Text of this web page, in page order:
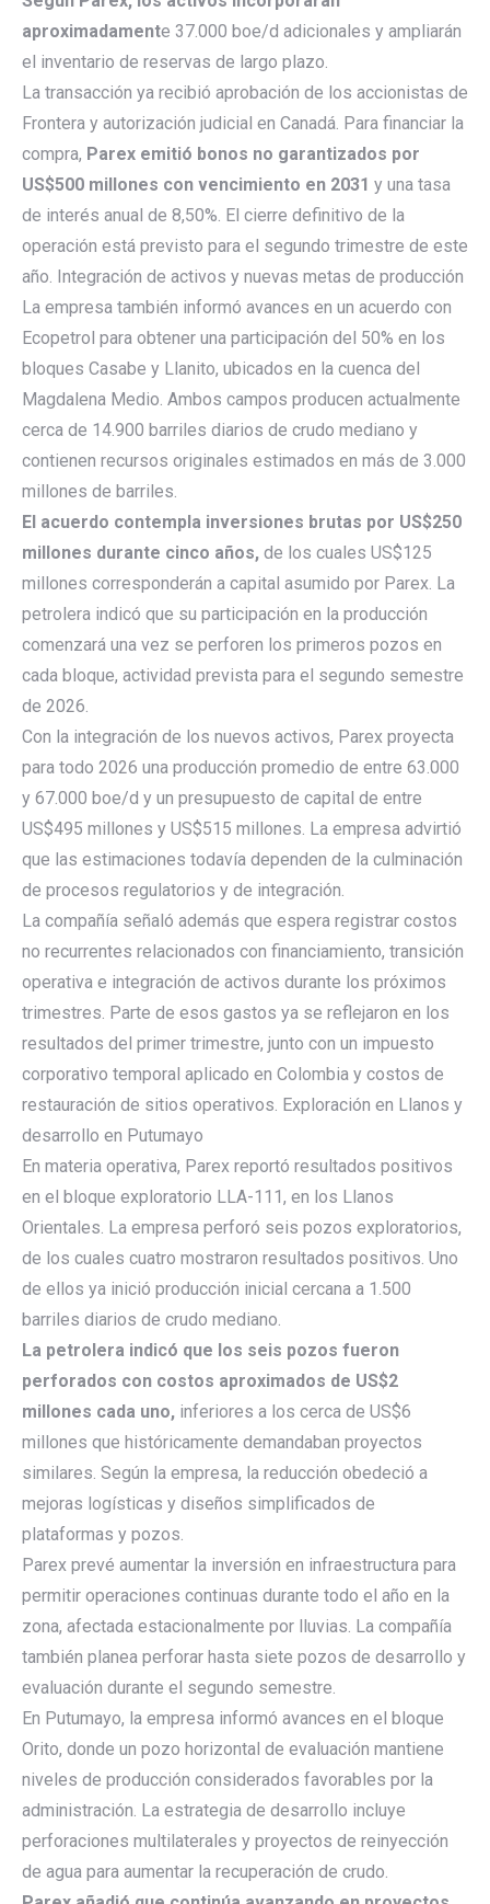
aproximadamente 37.000 boe/d adicionales y ampliarán
el inventario de reservas de largo plazo.
La transacción ya recibió aprobación de los accionistas de
Frontera y autorización judicial en Canadá. Para financiar la
compra, Parex emitió bonos no garantizados por
US$500 millones con vencimiento en 2031 y una tasa
de interés anual de 8,50%. El cierre definitivo de la
operación está previsto para el segundo trimestre de este
año. Integración de activos y nuevas metas de producción
La empresa también informó avances en un acuerdo con
Ecopetrol para obtener una participación del 50% en los
bloques Casabe y Llanito, ubicados en la cuenca del
Magdalena Medio. Ambos campos producen actualmente
cerca de 14.900 barriles diarios de crudo mediano y
contienen recursos originales estimados en más de 3.000
millones de barriles.
El acuerdo contempla inversiones brutas por US$250
millones durante cinco años, de los cuales US$125
millones corresponderán a capital asumido por Parex. La
petrolera indicó que su participación en la producción
comenzará una vez se perforen los primeros pozos en
cada bloque, actividad prevista para el segundo semestre
de 2026.
Con la integración de los nuevos activos, Parex proyecta
para todo 2026 una producción promedio de entre 63.000
y 67.000 boe/d y un presupuesto de capital de entre
US$495 millones y US$515 millones. La empresa advirtió
que las estimaciones todavía dependen de la culminación
de procesos regulatorios y de integración.
La compañía señaló además que espera registrar costos
no recurrentes relacionados con financiamiento, transición
operativa e integración de activos durante los próximos
trimestres. Parte de esos gastos ya se reflejaron en los
resultados del primer trimestre, junto con un impuesto
corporativo temporal aplicado en Colombia y costos de
restauración de sitios operativos. Exploración en Llanos y
desarrollo en Putumayo
En materia operativa, Parex reportó resultados positivos
en el bloque exploratorio LLA-111, en los Llanos
Orientales. La empresa perforó seis pozos exploratorios,
de los cuales cuatro mostraron resultados positivos. Uno
de ellos ya inició producción inicial cercana a 1.500
barriles diarios de crudo mediano.
La petrolera indicó que los seis pozos fueron
perforados con costos aproximados de US$2
millones cada uno, inferiores a los cerca de US$6
millones que históricamente demandaban proyectos
similares. Según la empresa, la reducción obedeció a
mejoras logísticas y diseños simplificados de
plataformas y pozos.
Parex prevé aumentar la inversión en infraestructura para
permitir operaciones continuas durante todo el año en la
zona, afectada estacionalmente por lluvias. La compañía
también planea perforar hasta siete pozos de desarrollo y
evaluación durante el segundo semestre.
En Putumayo, la empresa informó avances en el bloque
Orito, donde un pozo horizontal de evaluación mantiene
niveles de producción considerados favorables por la
administración. La estrategia de desarrollo incluye
perforaciones multilaterales y proyectos de reinyección
de agua para aumentar la recuperación de crudo.